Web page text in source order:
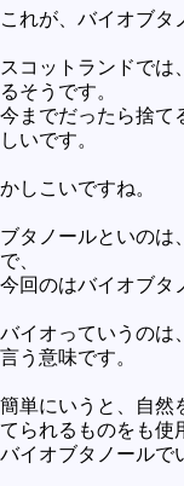
プログラミング
プログラミング(PHP)
プログラミング
これが、バイオブタ
スコットランドでは
るそうです。
今までだったら捨て
しいです。
かしこいですね。
ブタノールといのは
で、
今回のはバイオブタ
バイオっていうのは
言う意味です。
簡単にいうと、自然
てられるものをも使
バイオブタノールで